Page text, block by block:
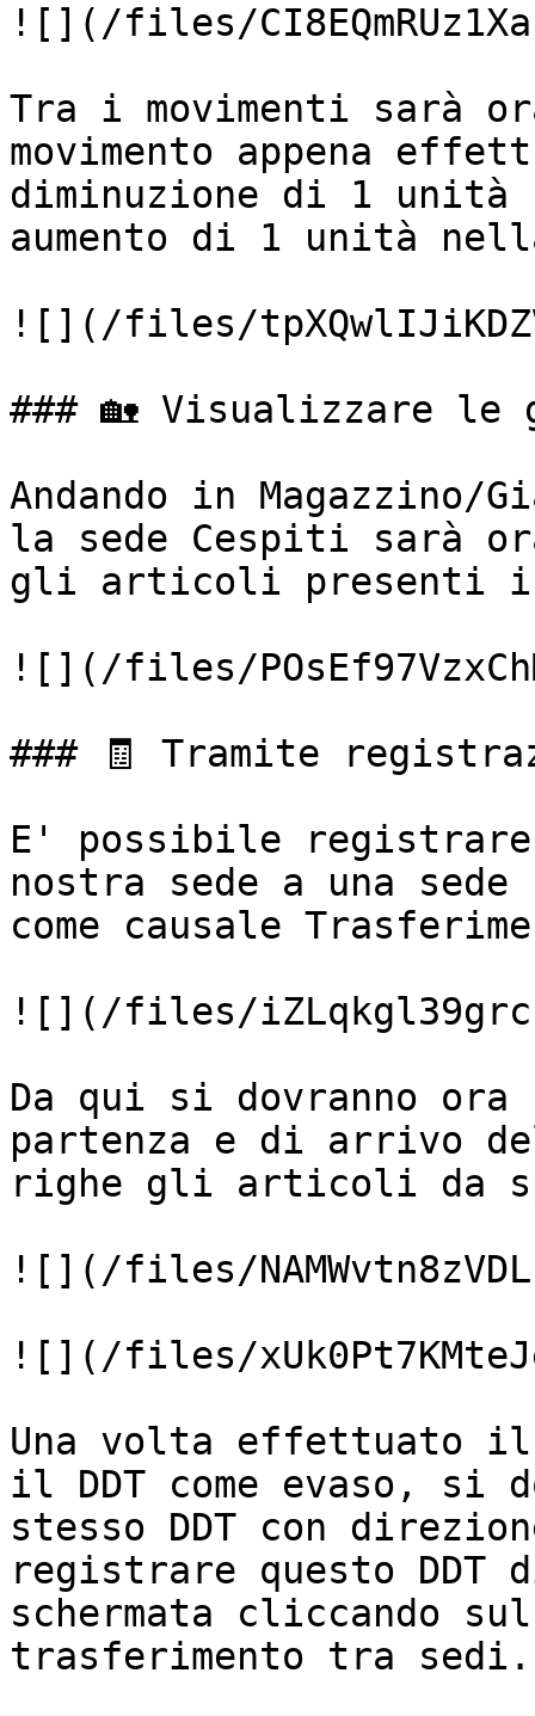
![](/files/
Tra i movimenti sarà
movimento appena
diminuzione di 1
aumento di 1 unità
![](/files/
### 🏡 Visualizzare le
Andando in Magazzino/
la sede Cespiti sarà
gli articoli presenti in
![](/files/
### 🧾 Tramite
E' possibile
nostra sede a una
come causale
![](/files/
Da qui si dovranno
partenza e di arrivo
righe gli articoli da
![](/files/
![](/files/
Una volta effettuato il
il DDT come evaso, si
stesso DDT con
registrare questo DDT
schermata cliccando
trasferimento tra sedi.